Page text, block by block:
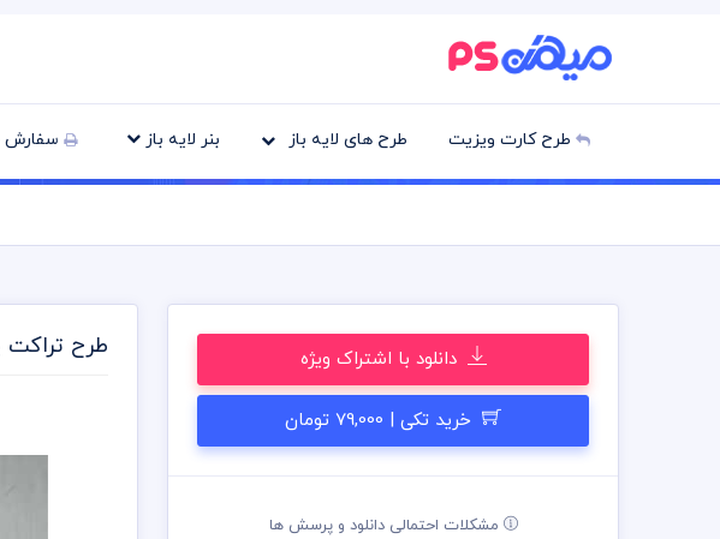
طرح کارت ویزیت طرح های لایه باز بنر لایه باز سفارش
دانلود با اشتراک ویژه
خرید تکی | 79,000 تومان
مشکلات احتمالی دانلود و پرسش ها
طرح تراکت